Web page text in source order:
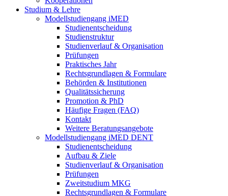
Studium & Lehre
Modellstudiengang iMED
Studienentscheidung
Studienstruktur
Studienverlauf & Organisation
Prüfungen
Praktisches Jahr
Rechtsgrundlagen & Formulare
Behörden & Institutionen
Qualitätssicherung
Promotion & PhD
Häufige Fragen (FAQ)
Kontakt
Weitere Beratungsangebote
Modellstudiengang iMED DENT
Studienentscheidung
Aufbau & Ziele
Studienverlauf & Organisation
Prüfungen
Zweitstudium MKG
Rechtsgrundlagen & Formulare